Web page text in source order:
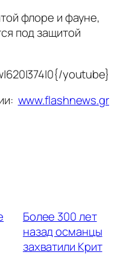
флоре и фауне,
под защитой
youtube}
www.flashnews.gr
Более 300 лет
назад османцы
захватили Крит